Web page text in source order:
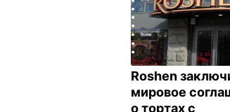
Roshen
мировое
о тортах с